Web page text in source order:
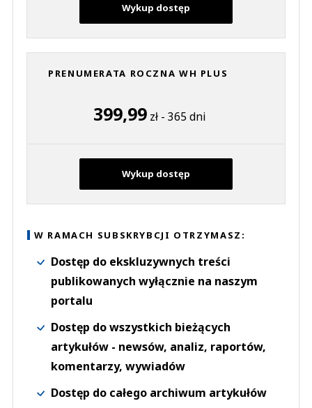
Wykup dostęp
PRENUMERATA ROCZNA WH PLUS
399,99zł - 365 dni
Wykup dostęp
W RAMACH SUBSKRYBCJI OTRZYMASZ:
Dostęp do ekskluzywnych treści
publikowanych wyłącznie na naszym
portalu
Dostęp do wszystkich bieżących
artykułów - newsów, analiz, raportów,
komentarzy, wywiadów
Dostęp do całego archiwum artykułów